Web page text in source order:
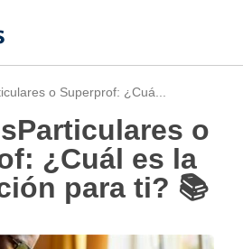
o Superprof: ¿Cuá...
¿Cuál es la
para ti? 📚